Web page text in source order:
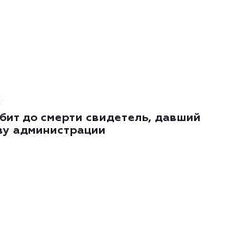
до смерти свидетель, давший
администрации